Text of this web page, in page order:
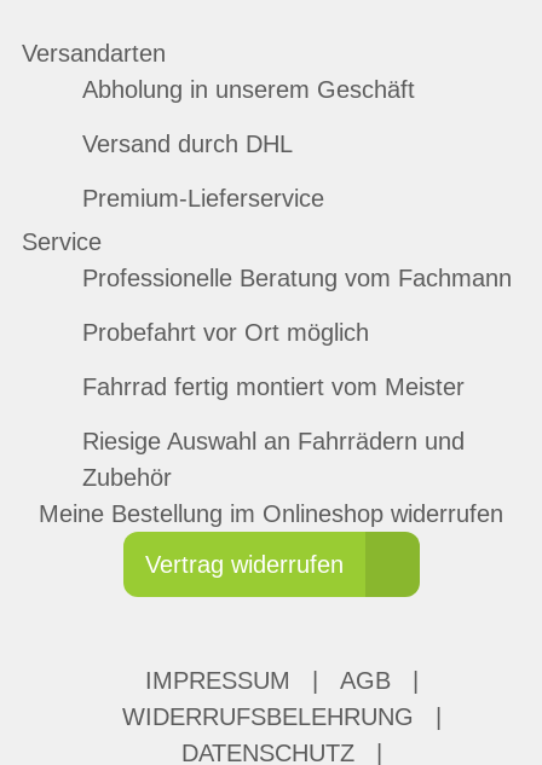
Versandarten
Abholung in unserem Geschäft
Versand durch DHL
Premium-Lieferservice
Service
Professionelle Beratung vom Fachmann
Probefahrt vor Ort möglich
Fahrrad fertig montiert vom Meister
Riesige Auswahl an Fahrrädern und
Zubehör
Meine Bestellung im Onlineshop widerrufen
Vertrag widerrufen
IMPRESSUM AGB
WIDERRUFSBELEHRUNG
DATENSCHUTZ